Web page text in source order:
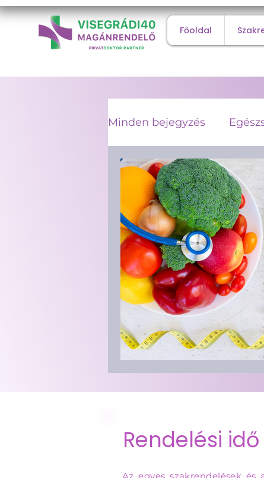
Főoldal
Minden bejegyzés
Diagnosztikai vizsgálatok
Belgyógyászat
Férfi egészség Sport
Ultrahang vizsgálatok
Rendelési idő
Az egyes szakrendelések és